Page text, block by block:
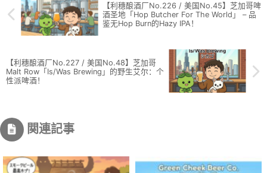
【利穗酿酒厂No.226 / 美国No.45】芝加哥啤
酒圣地「Hop Butcher For The World」 – 品
鉴无Hop Burn的Hazy IPA！
【利穗酿酒厂No.227 / 美国No.48】芝加哥
Malt Row「Is/Was Brewing」的野生艾尔：个
性派啤酒！
関連記事